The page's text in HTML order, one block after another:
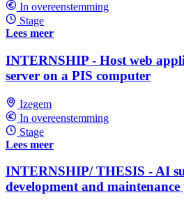
In overeenstemming
Stage
Lees meer
INTERNSHIP - Host web
server on a PIS computer
Izegem
In overeenstemming
Stage
Lees meer
INTERNSHIP/ THESIS - AI
development and maintenance